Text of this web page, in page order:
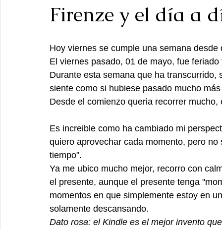
Firenze y el día a
Hoy viernes se cumple una semana
El viernes pasado, 01 de mayo, fue
Durante esta semana que ha
siente como si hubiese pasado mucho
Desde el comienzo queria recorrer
Es increible como ha cambiado mi
quiero aprovechar cada momento, pero
tiempo".
Ya me ubico mucho mejor, recorro con
el presente, aunque el presente tenga
momentos en que simplemente estoy en
solamente descansando.
Dato rosa: el Kindle es el mejor invento